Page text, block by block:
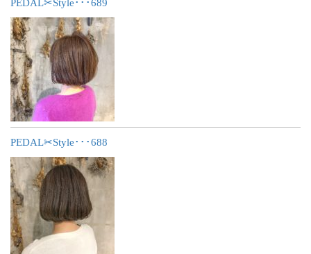
PEDAL✂︎Style･･･689
PEDAL✂︎Style･･･688